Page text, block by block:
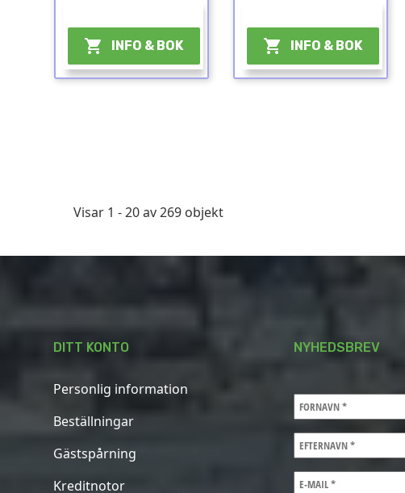
 INFO & BOK  INFO & BOK
Visar 1 - 20 av 269 objekt
DITT KONTO
Personlig information
Beställningar
Gästspårning
Kreditnotor
NYHEDSBREV